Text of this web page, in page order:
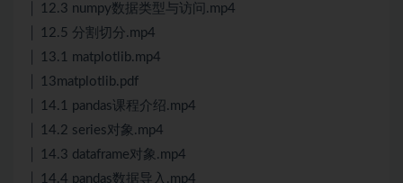
│ 12.3 numpy数据类型与访问.mp4
│ 12.5 分割切分.mp4
│ 13.1 matplotlib.mp4
│ 13matplotlib.pdf
│ 14.1 pandas课程介绍.mp4
│ 14.2 series对象.mp4
│ 14.3 dataframe对象.mp4
│ 14.4 pandas数据导入.mp4